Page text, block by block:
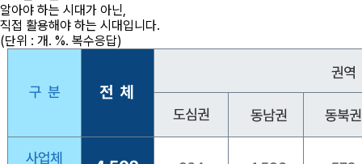
알아야 하는 시대가 아닌,
직접 활용해야 하는 시대입니다.
(단위 : 개. %. 복수응답)